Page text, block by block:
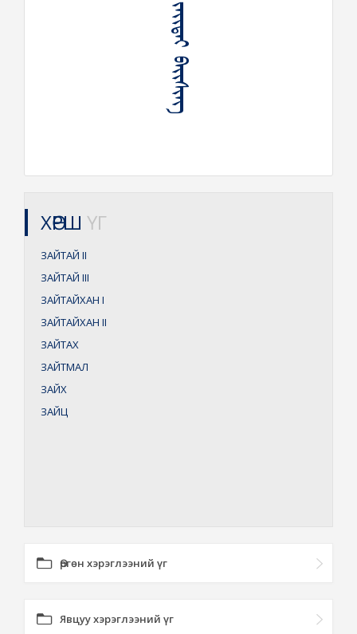
ᠵᠠᠶᠢᠲᠠᠢ ᠪᠠᠶᠢᠰᠢᠩ
ХӨРШ ҮГ
ЗАЙТАЙ II
ЗАЙТАЙ III
ЗАЙТАЙХАН I
ЗАЙТАЙХАН II
ЗАЙТАХ
ЗАЙТМАЛ
ЗАЙХ
ЗАЙЦ
Өргөн хэрэглээний үг
Явцуу хэрэглээний үг